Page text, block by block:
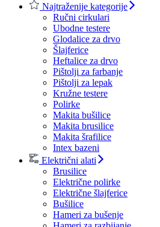
Najtraženije kategorije
Ručni cirkulari
Ubodne testere
Glodalice za drvo
Šlajferice
Heftalice za drvo
Pištolji za farbanje
Pištolji za lepak
Kružne testere
Polirke
Makita bušilice
Makita brusilice
Makita šrafilice
Intex bazeni
Električni alati
Brusilice
Električne polirke
Električne šlajferice
Bušilice
Hameri za bušenje